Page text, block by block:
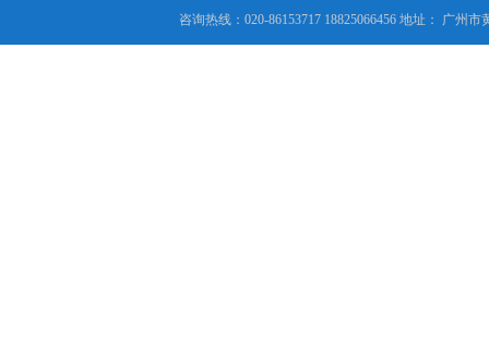
咨询热线：020-86153717 18825066456 地址： 广州